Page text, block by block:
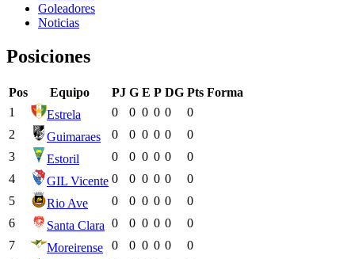
Goleadores
Noticias
Posiciones
Pos Equipo PJ G E P DG Pts Forma
1
Estrela 0 0 0 0 0
0
2
Guimaraes 0 0 0 0 0
0
3
Estoril 0 0 0 0 0
0
4
GIL Vicente 0 0 0 0 0
0
5
Rio Ave 0 0 0 0 0
0
6
Santa Clara 0 0 0 0 0
0
7
Moreirense 0 0 0 0 0
0